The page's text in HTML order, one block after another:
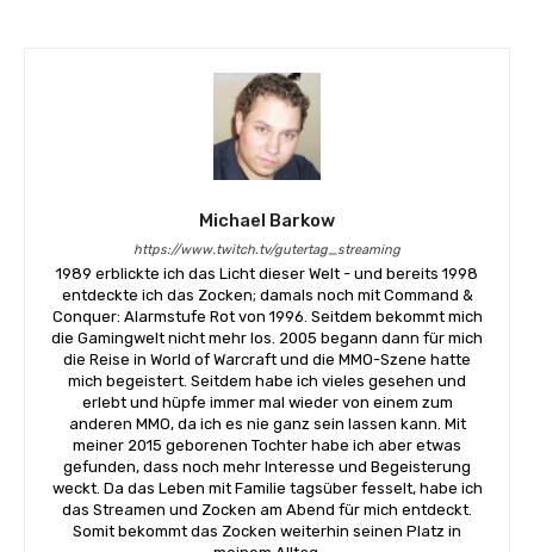
Michael Barkow
https://www.twitch.tv/gutertag_streaming
1989 erblickte ich das Licht dieser Welt - und bereits 1998
entdeckte ich das Zocken; damals noch mit Command &
Conquer: Alarmstufe Rot von 1996. Seitdem bekommt mich
die Gamingwelt nicht mehr los. 2005 begann dann für mich
die Reise in World of Warcraft und die MMO-Szene hatte
mich begeistert. Seitdem habe ich vieles gesehen und
erlebt und hüpfe immer mal wieder von einem zum
anderen MMO, da ich es nie ganz sein lassen kann. Mit
meiner 2015 geborenen Tochter habe ich aber etwas
gefunden, dass noch mehr Interesse und Begeisterung
weckt. Da das Leben mit Familie tagsüber fesselt, habe ich
das Streamen und Zocken am Abend für mich entdeckt.
Somit bekommt das Zocken weiterhin seinen Platz in